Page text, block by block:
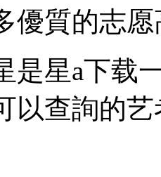
優質的志愿
是星a下载
以查詢的